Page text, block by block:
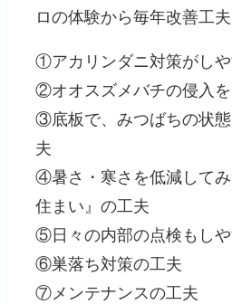
ロの体験から毎年改善工
①アカリンダニ対策がし
②オオスズメバチの侵入
③底板で、みつばちの状
夫
④暑さ・寒さを低減して
住まい』の工夫
⑤日々の内部の点検もし
⑥巣落ち対策の工夫
⑦メンテナンスの工夫